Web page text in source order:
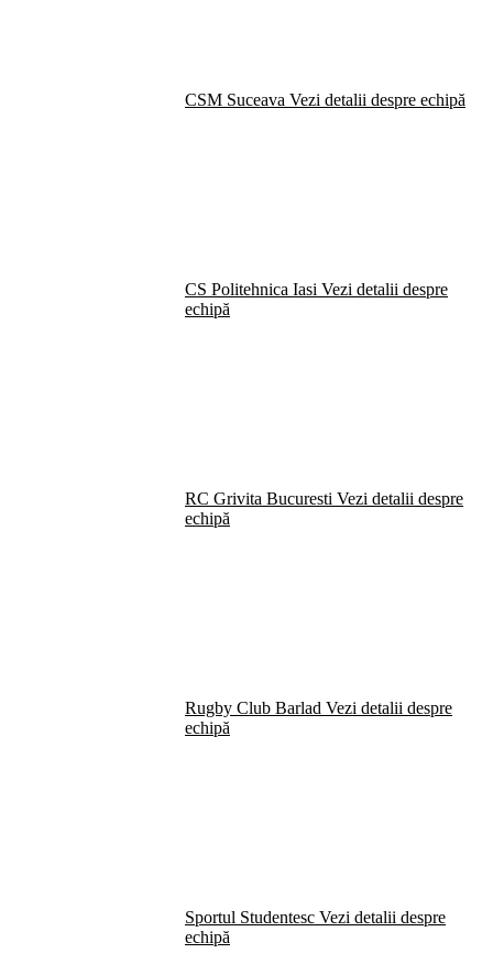
CSM Suceava Vezi detalii despre echipă
CS Politehnica Iasi Vezi detalii despre
echipă
RC Grivita Bucuresti Vezi detalii despre
echipă
Rugby Club Barlad Vezi detalii despre
echipă
Sportul Studentesc Vezi detalii despre
echipă